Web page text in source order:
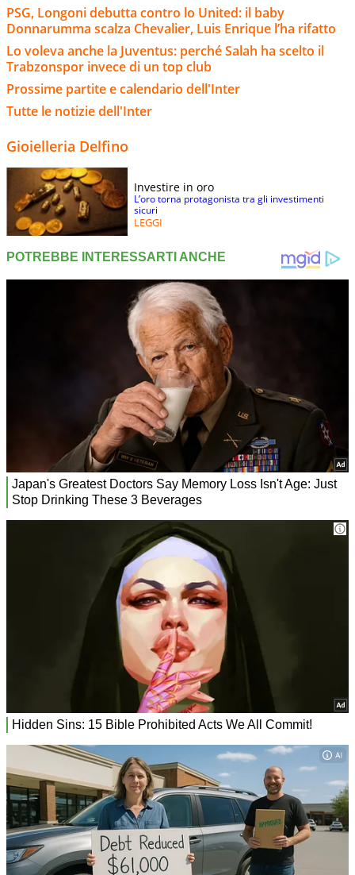
PSG, Longoni debutta contro lo United: il baby
Donnarumma scalza Chevalier, Luis Enrique l’ha rifatto
Lo voleva anche la Juventus: perché Salah ha scelto il
Trabzonspor invece di un top club
Prossime partite e calendario dell'Inter
Tutte le notizie dell'Inter
Gioielleria Delfino
Investire in oro
L’oro torna protagonista tra gli investimenti
sicuri
LEGGI